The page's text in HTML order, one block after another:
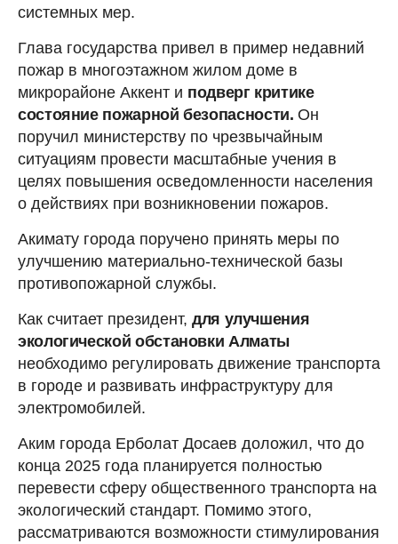
системных мер.
Глава государства привел в пример недавний
пожар в многоэтажном жилом доме в
микрорайоне Аккент и подверг критике
состояние пожарной безопасности.Он
поручил министерству по чрезвычайным
ситуациям провести масштабные учения в
целях повышения осведомленности населения
о действиях при возникновении пожаров.
Акимату города поручено принять меры по
улучшению материально-технической базы
противопожарной службы.
Как считает президент, для улучшения
экологической обстановки Алматы
необходимо регулировать движение транспорта
в городе и развивать инфраструктуру для
электромобилей.
Аким города Ерболат Досаев доложил, что до
конца 2025 года планируется полностью
перевести сферу общественного транспорта на
экологический стандарт. Помимо этого,
рассматриваются возможности стимулирования